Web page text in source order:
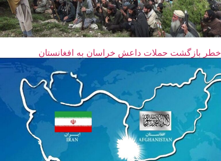
خطر بازگشت حملات داعش خراسان به افغانستان